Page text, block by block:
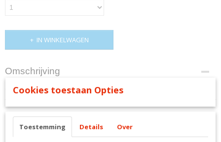
IN WINKELWAGEN
Omschrijving
diet coke bord
Cookies toestaan Opties
Toestemming Details Over